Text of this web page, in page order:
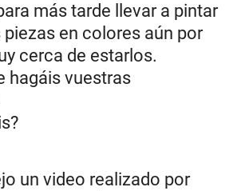
más tarde llevar a pintar
en colores aún por
cerca de estarlos.
hagáis vuestras
un video realizado por